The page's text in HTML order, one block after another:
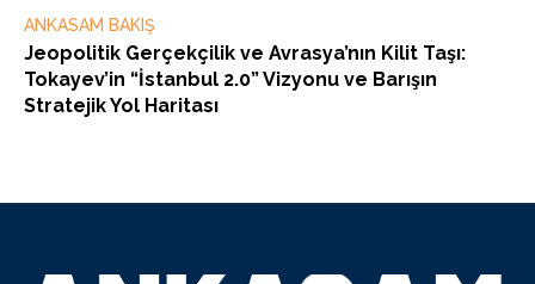
ANKASAM BAKIŞ
Jeopolitik Gerçekçilik ve Avrasya’nın Kilit Taşı:
Tokayev’in “İstanbul 2.0” Vizyonu ve Barışın
Stratejik Yol Haritası